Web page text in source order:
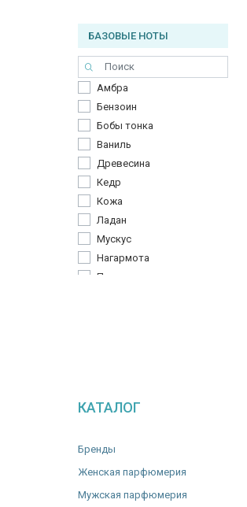
Ладан
Магнолия
Малина
Молоко
Пачули
Перец
Роза
Сандаловое дерево
Табак
Тмин
Тубероза
БАЗОВЫЕ НОТЫ
Амбра
Бензоин
Бобы тонка
Ваниль
Древесина
Кедр
Кожа
Ладан
Мускус
Нагармота
Пачули
КАТАЛОГ
Бренды
Женская парфюмерия
Мужская парфюмерия